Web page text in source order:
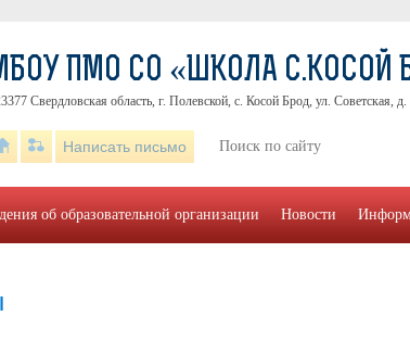
ПМО СО «ШКОЛА С.КОСОЙ
Свердловская область, г. Полевской, с. Косой Брод, ул. Советская, д.
Написать письмо
об образовательной организации Новости